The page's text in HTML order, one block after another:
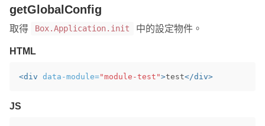
getGlobalConfig
取得 Box.Application.init 中的設定物件。
HTML
<div data-module="module-test">test</div>
JS